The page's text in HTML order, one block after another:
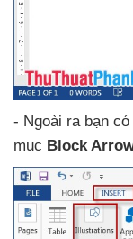
- Ngoài ra bạn có
mục Block